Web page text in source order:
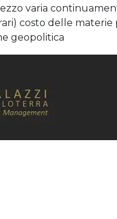
varia
costo delle materie
geopolitica